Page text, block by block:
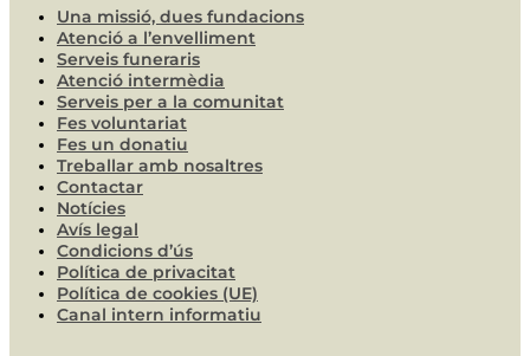
Una missió, dues fundacions
Atenció a l’envelliment
Serveis funeraris
Atenció intermèdia
Serveis per a la comunitat
Fes voluntariat
Fes un donatiu
Treballar amb nosaltres
Contactar
Notícies
Avís legal
Condicions d’ús
Política de privacitat
Política de cookies (UE)
Canal intern informatiu